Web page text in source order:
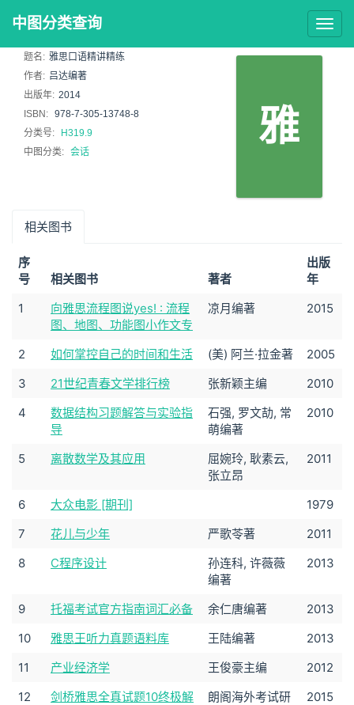
中图分类查询
雅
题名: 雅思口语精讲精练
作者: 吕达编著
出版年: 2014
ISBN: 978-7-305-13748-8
分类号:
H319.9
中图分类: 会话
相关图书
序
号
相关图书 著者
出版
年
1
向雅思流程图说yes! : 流程
图、地图、功能图小作文专
凉月编著 2015
2 如何掌控自己的时间和生活 (美) 阿兰·拉金著
2005
3
21世纪青春文学排行榜 张新颖主编
2010
4
数据结构习题解答与实验指
导
石强, 罗文劼, 常
萌编著
2010
5 离散数学及其应用
屈婉玲, 耿素云,
张立昂
2011
6 大众电影 [期刊]
1979
7
花儿与少年 严歌苓著
2011
8
C程序设计
孙连科, 许薇薇
编著
2013
9 托福考试官方指南词汇必备 余仁唐编著
2013
10
雅思王听力真题语料库 王陆编著
2013
11
产业经济学 王俊豪主编
2012
12
剑桥雅思全真试题10终极解
朗阁海外考试研
2015